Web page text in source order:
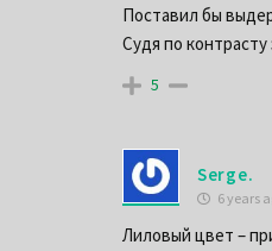
Поставил бы
Судя по
5
Serge.
6 years
Лиловый цвет –